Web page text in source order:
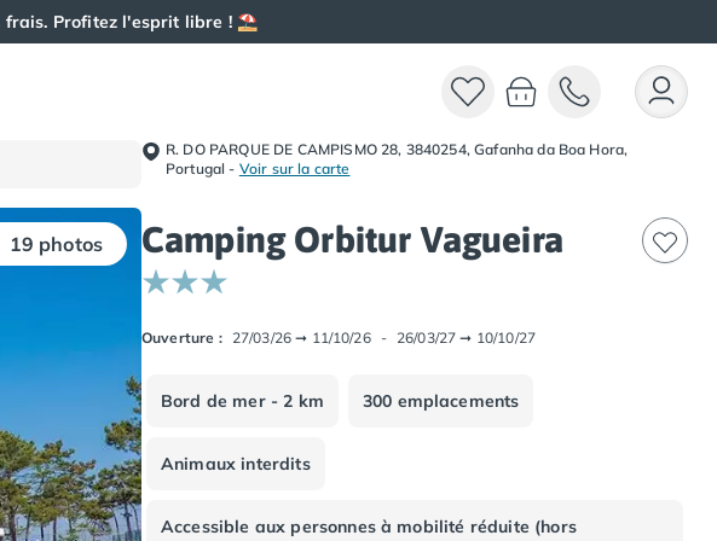
frais. Profitez l'esprit libre ! ⛱️
19 photos
R. DO PARQUE DE CAMPISMO 28, 3840254, Gafanha da Boa Hora,
Portugal - Voir sur la carte
Camping Orbitur Vagueira
Ouverture : 27/03/26 ➞ 11/10/26 - 26/03/27 ➞ 10/10/27
Bord de mer - 2 km 300 emplacements
Animaux interdits
Accessible aux personnes à mobilité réduite (hors